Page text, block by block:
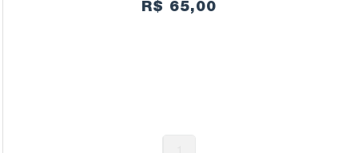
R$ 65,00